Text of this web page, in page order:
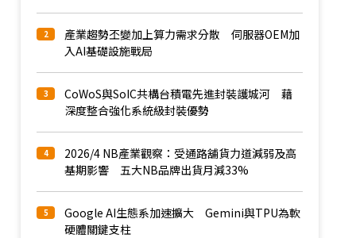
2
產業趨勢丕變加上算力需求分散 伺服器OEM加
入AI基礎設施戰局
3
CoWoS與SoIC共構台積電先進封裝護城河 藉
深度整合強化系統級封裝優勢
4
2026/4 NB產業觀察：受通路舖貨力道減弱及高
基期影響 五大NB品牌出貨月減33%
5
Google AI生態系加速擴大 Gemini與TPU為軟
硬體關鍵支柱